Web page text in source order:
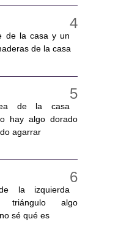
de la casa y un
de la casa
de la casa
hay algo dorado
agarrar
la izquierda
triángulo algo
sé qué es